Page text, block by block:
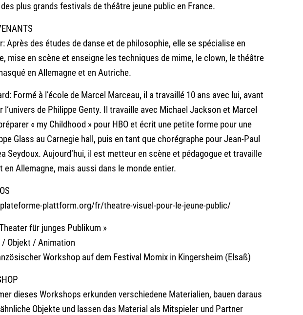
des plus grands festivals de théâtre jeune public en France.
: Après des études de danse et de philosophie, elle se spécialise en
mise en scène et enseigne les techniques de mime, le clown, le théâtre
en Allemagne et en Autriche.
: Formé à l’école de Marcel Marceau, il a travaillé 10 ans avec lui, avant
l‘univers de Philippe Genty. Il travaille avec Michael Jackson et Marcel
« my Childhood » pour HBO et écrit une petite forme pour une
Glass au Carnegie hall, puis en tant que chorégraphe pour Jean-Paul
Seydoux. Aujourd‘hui, il est metteur en scène et pédagogue et travaille
en Allemagne, mais aussi dans le monde entier.
plattform.org/fr/theatre-visuel-pour-le-jeune-public/
für junges Publikum »
Objekt / Animation
Workshop auf dem Festival Momix in Kingersheim (Elsaß)
dieses Workshops erkunden verschiedene Materialien, bauen daraus
Objekte und lassen das Material als Mitspieler und Partner